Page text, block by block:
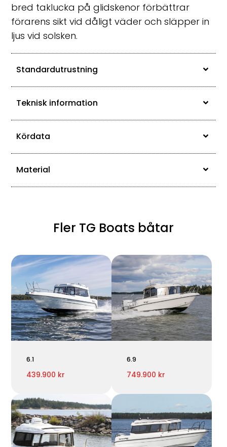
bred taklucka på glidskenor förbättrar
förarens sikt vid dåligt väder och släpper in
ljus vid solsken.
Standardutrustning
Teknisk information
Kördata
Material
Fler TG Boats båtar
6.1
439.900 kr
6.9
749.900 kr